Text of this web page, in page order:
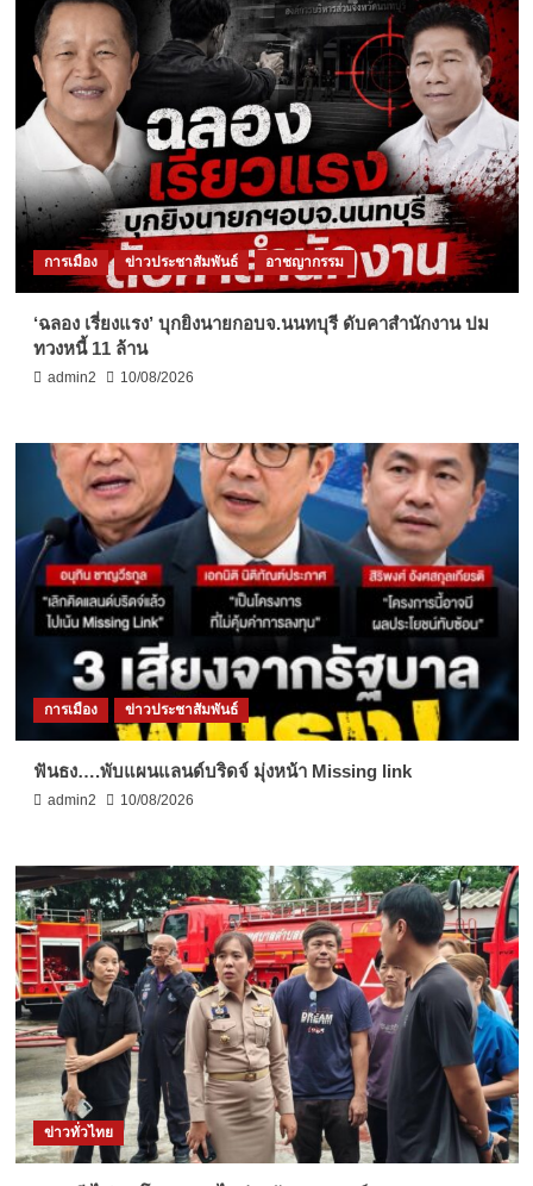
การเมือง ข่าวประชาสัมพันธ์ อาชญากรรม
‘ฉลอง เรี่ยงแรง’ บุกยิงนายกอบจ.นนทบุรี ดับคาสำนักงาน ปม
ทวงหนี้ 11 ล้าน
admin2 10/08/2026
การเมือง ข่าวประชาสัมพันธ์
ฟันธง….พับแผนแลนด์บริดจ์ มุ่งหน้า Missing link
admin2 10/08/2026
ข่าวทั่วไทย